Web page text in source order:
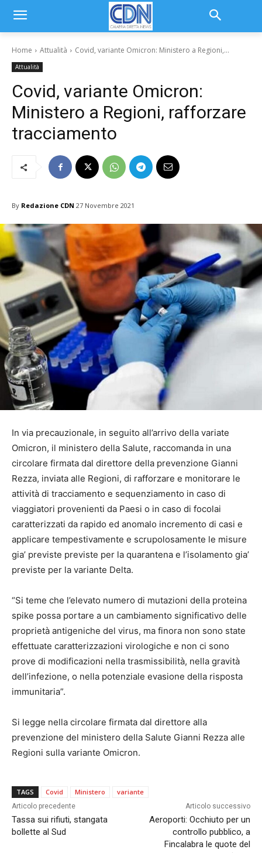
Home Attualità Covid, variante Omicron: Ministero a Regioni,...
Attualità
Covid, variante Omicron:
Ministero a Regioni, rafforzare
tracciamento
By Redazione CDN 27 Novembre 2021
In via precauzionale, in seguito all’arrivo della variate
Omicron, il ministero della Salute, raccomanda in una
circolare firmata dal direttore della prevenzione Gianni
Rezza, inviata alle Regioni, di rafforzare e monitorare le
attività di tracciamento e sequenziamento in caso di
viaggiatori provenienti da Paesi o in caso di focolai
caratterizzati da rapido ed anomalo incremento di casi e
applicare tempestivamente e scrupolosamente le misure
gia’ previste previste per la quarantena e l’isolamento gia’
previste per la variante Delta.
“Si teme che l’elevato numero di mutazioni della proteina
spike possa portare a un cambiamento significativo delle
proprietà antigeniche del virus, ma finora non sono state
effettuate caratterizzazioni virologiche e non ci sono
prove di modificazioni nella trasmissibilità, nella gravità
dell’infezione, o nella potenziale evasione della risposta
immunitaria”.
Si legge nella circolare firmata dal direttore alla
prevenzione del ministero della Salute Gianni Rezza alle
Regioni sulla variante Omicron.
TAGS Covid Ministero variante
Articolo precedente
Tassa sui rifiuti, stangata
bollette al Sud
Articolo successivo
Aeroporti: Occhiuto per un
controllo pubblico, a
Fincalabra le quote del